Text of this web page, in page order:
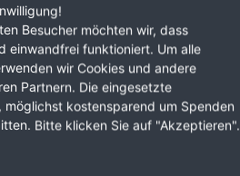
Besucher möchten wir, dass
einwandfrei funktioniert. Um alle
wir Cookies und andere
Partnern. Die eingesetzte
möglichst kostensparend um Spenden
Bitte klicken Sie auf "Akzeptieren".